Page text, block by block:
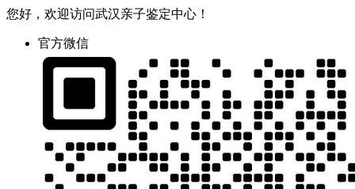
您好，欢迎访问武汉亲子鉴定中心！
官方微信